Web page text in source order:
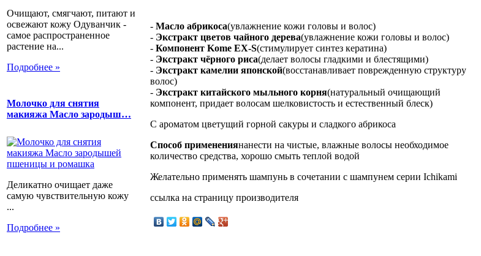
Очищают, смягчают, питают и
освежают кожу Одуванчик -
самое распространенное
растение на...
Подробнее »
Молочко для снятия
макияжа Масло зародыш…
Деликатно очищает даже
самую чувствительную кожу
...
Подробнее »
- Масло абрикоса(увлажнение кожи головы и волос)
- Экстракт цветов чайного дерева(увлажнение кожи головы и волос)
- Компонент Kome EX-S(стимулирует синтез кератина)
- Экстракт чёрного риса(делает волосы гладкими и блестящими)
- Экстракт камелии японской(восстанавливает поврежденную структуру
волос)
- Экстракт китайского мыльного корня(натуральный очищающий
компонент, придает волосам шелковистость и естественный блеск)
С ароматом цветущий горной сакуры и сладкого абрикоса
Способ применениянанести на чистые, влажные волосы необходимое
количество средства, хорошо смыть теплой водой
Желательно применять шампунь в сочетании с шампунем серии Ichikami
ссылка на страницу производителя